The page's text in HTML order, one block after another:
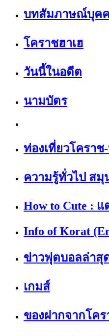
บทสัมภาษณ์บุค
โคราชฮาเฮ
วันนี้ในอดีต
นามบัตร
ท่องเที่ยวโคราช
ความรู้ทั่วไป สมุ
How to Cute :
Info of Korat
ข่าวฟุตบอลล่าสุ
เกมส์
ของฝากจากโคร